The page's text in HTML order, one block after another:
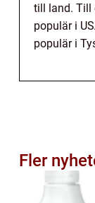
till land. Till
populär i
populär i
Fler